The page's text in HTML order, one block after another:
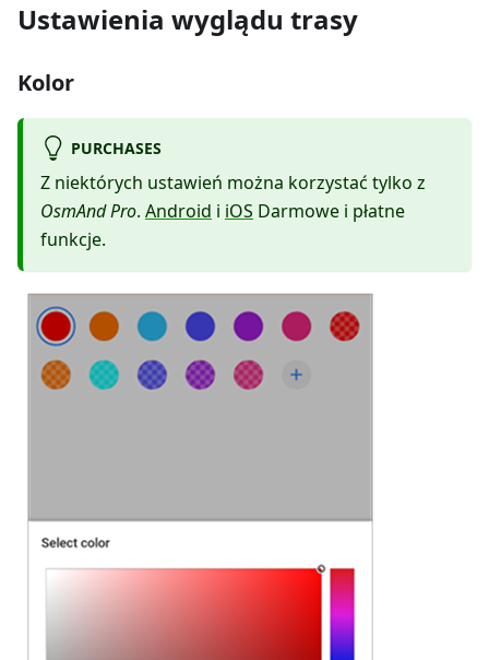
Ustawienia wyglądu trasy
Kolor
PURCHASES
Z niektórych ustawień można korzystać tylko z
OsmAnd Pro. Android i iOS Darmowe i płatne
funkcje.